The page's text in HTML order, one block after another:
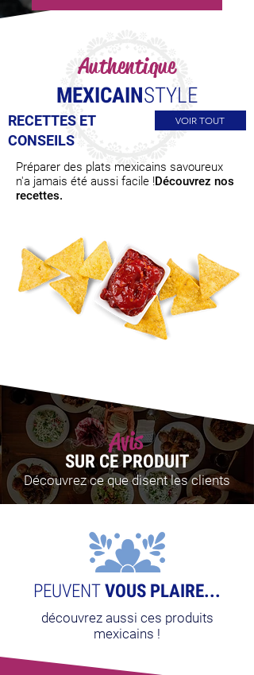
Authentique
MEXICAINSTYLE
RECETTES ET
CONSEILS
VOIR TOUT
Préparer des plats mexicains savoureux
n'a jamais été aussi facile !Découvrez nos
recettes.
Avis
SUR CE PRODUIT
Découvrez ce que disent les clients
PEUVENTVOUS PLAIRE...
découvrez aussi ces produits
mexicains !